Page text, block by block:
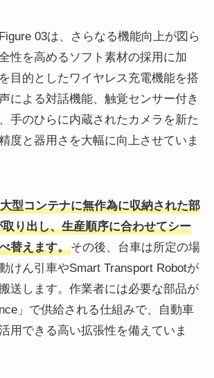
03は、さらなる機能向上が図ら
性を高めるソフト素材の採用に加
目的としたワイヤレス充電機能を搭
による対話機能、触覚センサー付き
手のひらに内蔵されたカメラを新た
度と器用さを大幅に向上させていま
型コンテナに無作為に収納された部
り出し、生産順序に合わせてシー
替えます。その後、台車は所定の場
けん引車やSmart Transport Robotが
送します。作業者には必要な部品が
」で供給される仕組みで、自動車
用できる高い拡張性を備えていま